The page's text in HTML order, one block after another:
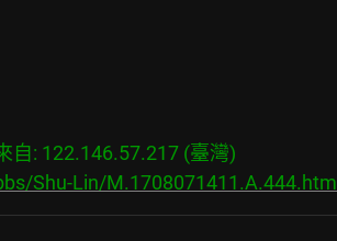
自: 122.146.57.217 (臺灣)
Shu-Lin/M.1708071411.A.444.html